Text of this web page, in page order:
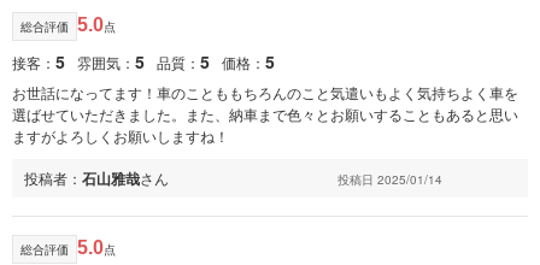
総合評価 5.0点
接客： 5 雰囲気： 5 品質： 5 価格： 5
お世話になってます！車のことももちろんのこと気遣いもよく気持ちよく車を
選ばせていただきました。また、納車まで色々とお願いすることもあると思い
ますがよろしくお願いしますね！
投稿者： 石山雅哉さん 投稿日 2025/01/14
総合評価 5.0点